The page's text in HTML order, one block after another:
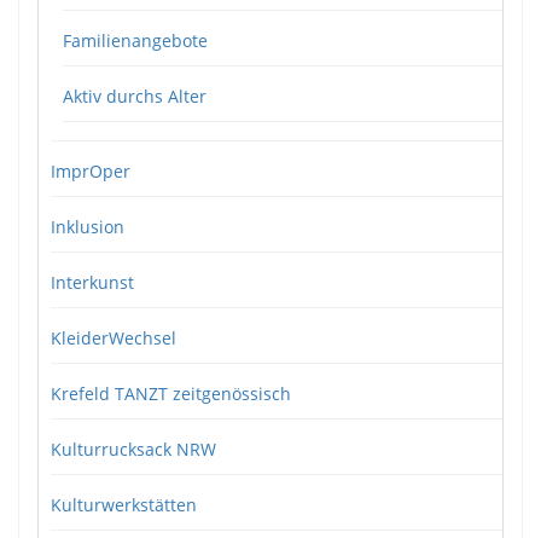
Familienangebote
Aktiv durchs Alter
ImprOper
Inklusion
Interkunst
KleiderWechsel
Krefeld TANZT zeitgenössisch
Kulturrucksack NRW
Kulturwerkstätten